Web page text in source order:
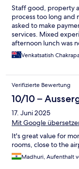
Staff good, property
process too long and
asked to make
services. Mixed
afternoon lunch was
Venkatsatish
Verifizierte Bewertung
10/10 –
17. Juni 2025
Mit Google
It's great value for
rooms, close to the
Madhuri, Aufenthalt